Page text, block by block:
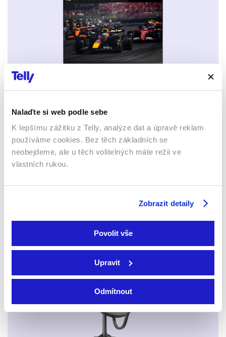
Nalaďte si web podle sebe
K lepšímu zážitku z Telly, analýze dat a úpravě reklam
používáme cookies. Bez těch základních se
neobejdeme, ale u těch volitelných máte režii ve
vlastních rukou.
Zobrazit detaily
Povolit vše
Upravit
Odmítnout
Webový prohlížeč